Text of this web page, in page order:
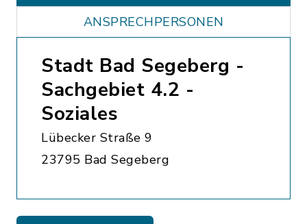
ANSPRECHPERSONEN
Stadt Bad Segeberg -
Sachgebiet 4.2 -
Soziales
Lübecker Straße 9
23795 Bad Segeberg